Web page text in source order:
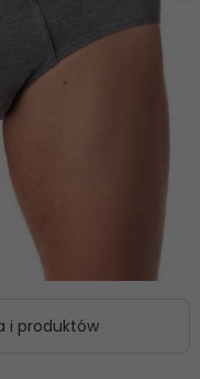
i produktów